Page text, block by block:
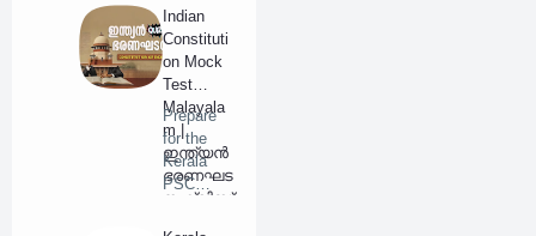
Indian
Constituti
on Mock
Test
Malayala
m |
ഇന്ത്യൻ
ഭരണഘട
ന ക്വിസ്
Prepare
for the
Kerala
PSC
with our